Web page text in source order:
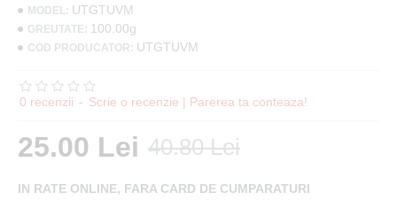
MODEL: UTGTUVM
GREUTATE: 100.00g
COD PRODUCATOR: UTGTUVM
0 recenzii - Scrie o recenzie | Parerea ta conteaza!
40.80 Lei
25.00 Lei
IN RATE ONLINE, FARA CARD DE CUMPARATURI